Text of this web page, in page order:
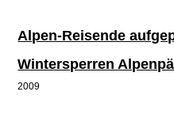
Alpen-Reisende
Wintersperren
2009